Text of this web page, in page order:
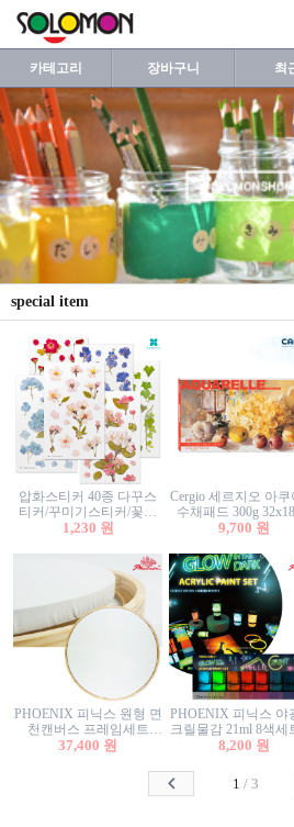
카테고리 장바구니 최
special item
압화스티커 40종 다꾸스
티커/꾸미기스티커/꽃스
티커/압화꽃책갈피/팬시
1,230 원
Cergio 세르지오 아쿠
수채패드 300g
12매 1면제본
9,700 원
PHOENIX 피닉스 원형 면
천캔버스 프레임세트
40cm/원형캔버스/플로팅
37,400 원
PHOENIX 피닉스 야
크릴물감 21ml 8색세
광물감
8,200 원
1 / 3